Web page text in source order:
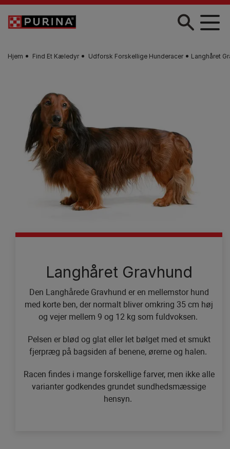
Gå til hovedindhold
Hjem Find Et Kæledyr Udforsk Forskellige Hunderacer Langhåret
Langhåret Gravhund
Den Langhårede Gravhund er en mellemstor hund
med korte ben, der normalt bliver omkring 35 cm høj
og vejer mellem 9 og 12 kg som fuldvoksen.
Pelsen er blød og glat eller let bølget med et smukt
fjerpræg på bagsiden af benene, ørerne og halen.
Racen findes i mange forskellige farver, men ikke alle
varianter godkendes grundet sundhedsmæssige
hensyn.